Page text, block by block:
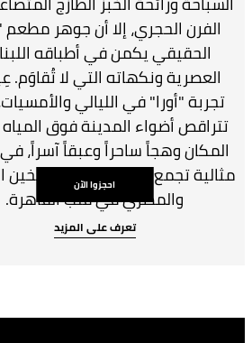
الفرن الحجري، إلا أن جوهر مطعم
الحقيقي يكمن في أطباقه
العصرية ونكهاته التي لا تُقاوَم.
تجربة "أورا" في الليالي
تتراقص أضواء المدينة فوق
المكان وهجاً ساحراً وعبقاً آسراً،
مثالية تجمع بين نكهات المطبخين
والمصري في قلب القاهرة.
احجزوا الآن
تعرف على المزيد